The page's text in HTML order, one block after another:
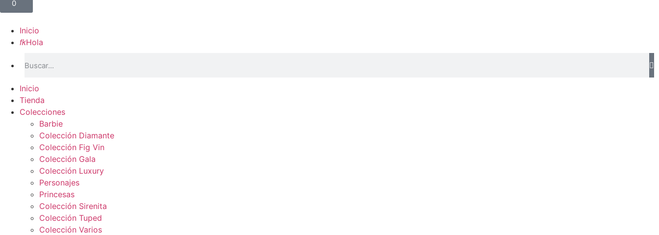
0
Inicio
Hola
Inicio
Tienda
Colecciones
Barbie
Colección Diamante
Colección Fig Vin
Colección Gala
Colección Luxury
Personajes
Princesas
Colección Sirenita
Colección Tuped
Colección Varios